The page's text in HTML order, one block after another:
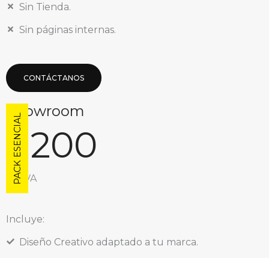
Sin Tienda.
Sin páginas internas.
CONTÁCTANOS
PACK ESENCIAL
Showroom
€1200
sin IVA
Incluye:
Diseño Creativo adaptado a tu marca.